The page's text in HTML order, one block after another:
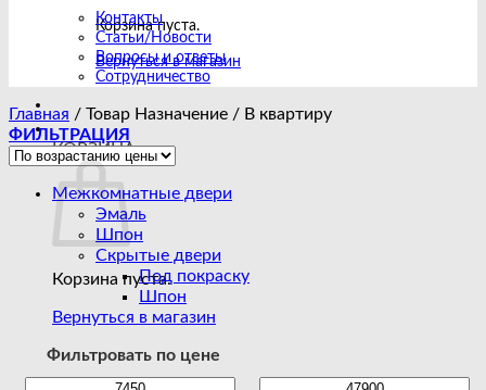
Корзина пуста.
Вернуться в магазин
КОРЗИНА
Корзина пуста.
Вернуться в магазин
Контакты
Статьи/Новости
Вопросы и ответы
Сотрудничество
Главная / Товар Назначение / В квартиру
ФИЛЬТРАЦИЯ
Межкомнатные двери
Эмаль
Шпон
Скрытые двери
Под покраску
Шпон
Фильтровать по цене